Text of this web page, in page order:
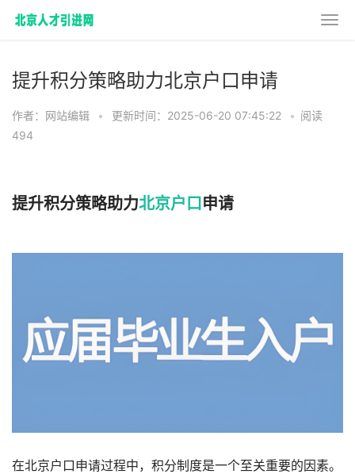
提升积分策略助力北京户口申请
作者：网站编辑 • 更新时间：2025-06-20 07:45:22 • 阅读
494
提升积分策略助力北京户口 申请
在北京户口申请过程中，积分制度是一个至关重要的因素。